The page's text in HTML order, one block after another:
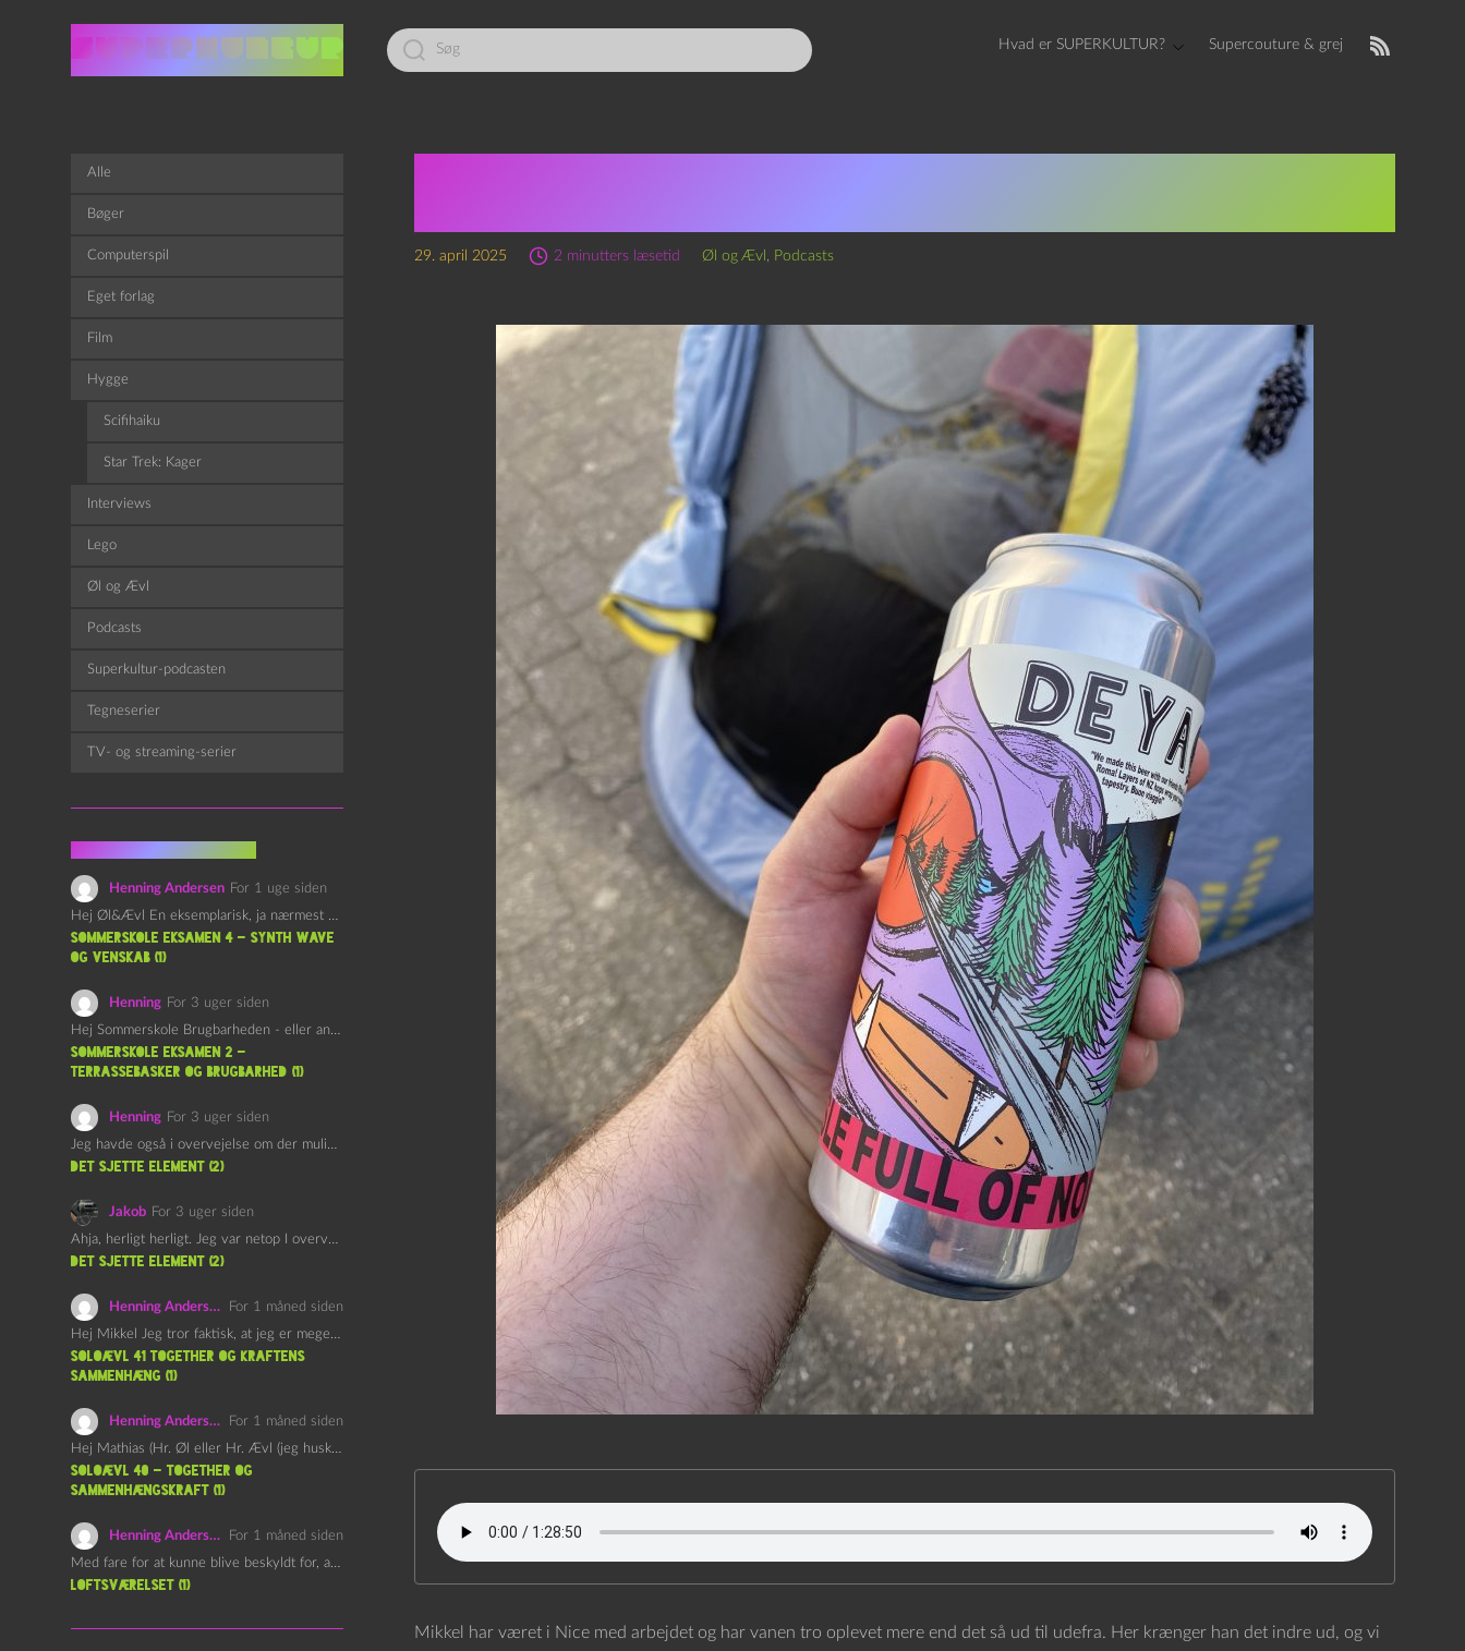
Led
efter:
Hvad er SUPERKULTUR? Supercouture & grej
29. april 2025 2 minutters læsetid Øl og Ævl , Podcasts
Mikkel har været i Nice med arbejdet og har vanen tro oplevet mere end det så ud til udefra. Her krænger han det indre ud, og vi
Alle
Bøger
Computerspil
Eget forlag
Film
Hygge
Scifihaiku
Star Trek: Kager
Interviews
Lego
Øl og Ævl
Podcasts
Superkultur-podcasten
Tegneserier
TV- og streaming-serier
Henning Andersen For 1 uge siden
Hej Øl&Ævl En eksemplarisk, ja nærmest yndefuld, afslutning på SOMMERSKOLEN.…
Sommerskole Eksamen 4 – Synth Wave
og Venskab (1)
Henning For 3 uger siden
Hej Sommerskole Brugbarheden - eller anvendeligheden - af "Øl&Ævl" er…
Sommerskole Eksamen 2 –
Terrassebasker og Brugbarhed (1)
Henning For 3 uger siden
Jeg havde også i overvejelse om der muligvis kunne være…
det sjette element (2)
Jakob For 3 uger siden
Ahja, herligt herligt. Jeg var netop I overvejelser om at…
det sjette element (2)
Henning Andersen
For 1 måned siden
Hej Mikkel Jeg tror faktisk, at jeg er meget enig…
Soloævl 41 Together og Kraftens
Sammenhæng (1)
Henning Andersen
For 1 måned siden
Hej Mathias (Hr. Øl eller Hr. Ævl (jeg husker ikke…
Soloævl 40 – Together og
sammenhængskraft (1)
Henning Andersen
For 1 måned siden
Med fare for at kunne blive beskyldt for, at være…
Loftsværelset (1)